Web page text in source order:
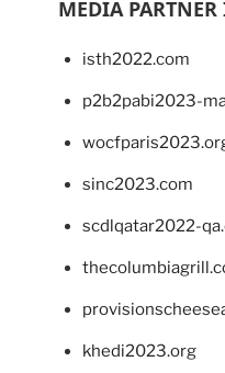
MEDIA
isth2022.com
p2b2pabi2023-
sinc2023.com
scdlqatar2022-
khedi2023.org